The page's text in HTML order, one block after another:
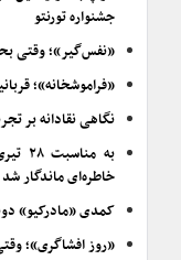
جشنواره تورنتو
«نفس‌گیر»؛ وقتی
«فراموشخانه»؛
نگاهی نقادانه بر
به
خاطره‌ای ماندگار شد
کمدی «مادرکیو»
«روز افشاگری»؛